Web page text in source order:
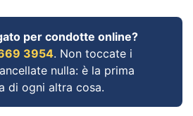
per condotte online?
3954. Non toccate i
nulla: è la prima
di ogni altra cosa.